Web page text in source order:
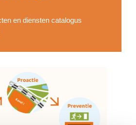
en diensten catalogus